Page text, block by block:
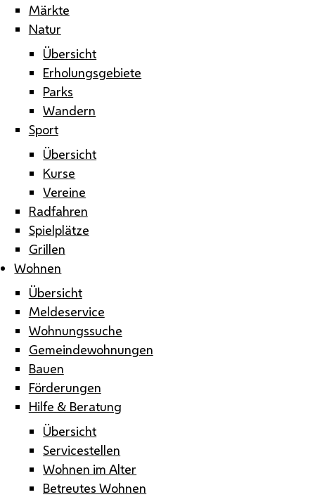
Märkte
Natur
Übersicht
Erholungsgebiete
Parks
Wandern
Sport
Übersicht
Kurse
Vereine
Radfahren
Spielplätze
Grillen
Wohnen
Übersicht
Meldeservice
Wohnungssuche
Gemeindewohnungen
Bauen
Förderungen
Hilfe & Beratung
Übersicht
Servicestellen
Wohnen im Alter
Betreutes Wohnen